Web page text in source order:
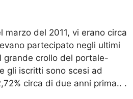
del 2011, vi erano circa
partecipato negli ultimi
grande crollo del portale-
gli iscritti sono scesi ad
circa di due anni prima.. .